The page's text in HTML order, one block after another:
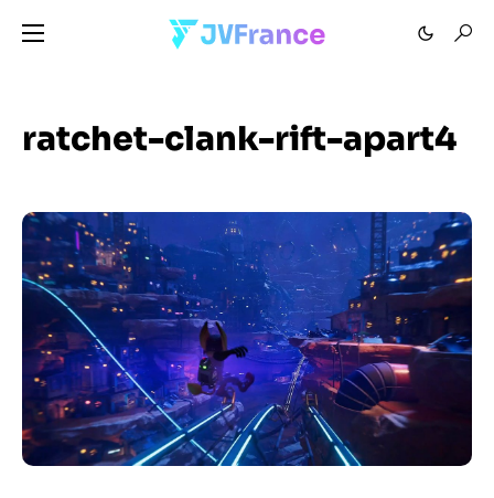
ratchet-clank-rift-apart4